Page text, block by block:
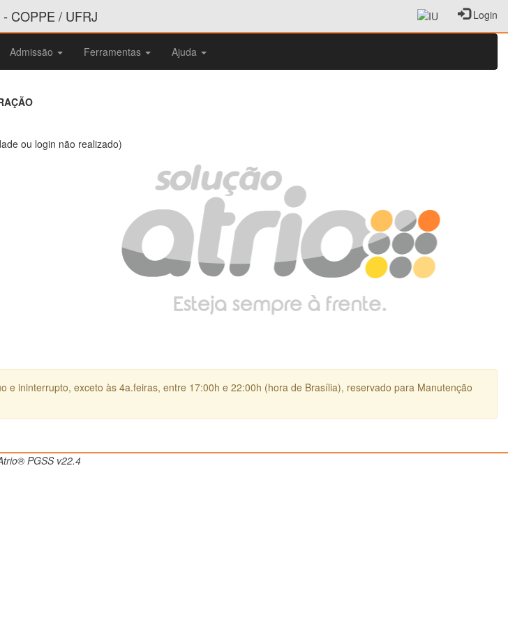
COPPE / UFRJ Login
Admissão Ferramentas Ajuda
ou login não realizado)
e ininterrupto, exceto às 4a.feiras, entre 17:00h e 22:00h (hora de Brasília), reservado para Manutenção
PGSS v22.4